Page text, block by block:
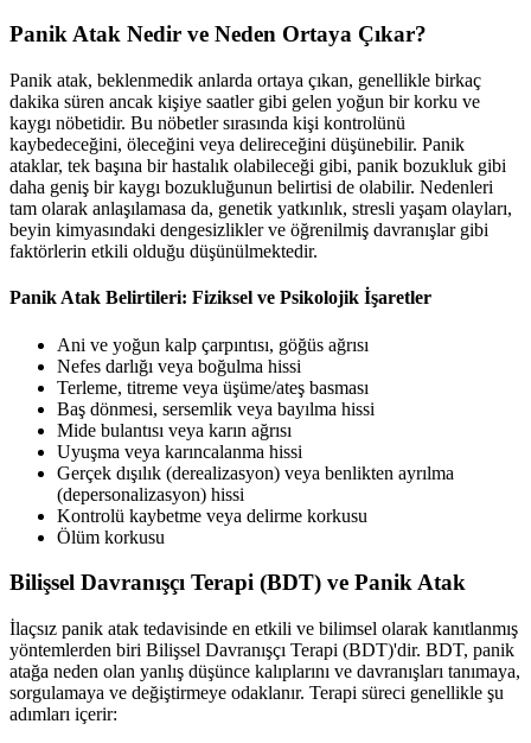
Panik Atak Nedir ve Neden Ortaya Çıkar?
Panik atak, beklenmedik anlarda ortaya çıkan, genellikle birkaç
dakika süren ancak kişiye saatler gibi gelen yoğun bir korku ve
kaygı nöbetidir. Bu nöbetler sırasında kişi kontrolünü
kaybedeceğini, öleceğini veya delireceğini düşünebilir. Panik
ataklar, tek başına bir hastalık olabileceği gibi, panik bozukluk gibi
daha geniş bir kaygı bozukluğunun belirtisi de olabilir. Nedenleri
tam olarak anlaşılamasa da, genetik yatkınlık, stresli yaşam olayları,
beyin kimyasındaki dengesizlikler ve öğrenilmiş davranışlar gibi
faktörlerin etkili olduğu düşünülmektedir.
Panik Atak Belirtileri: Fiziksel ve Psikolojik İşaretler
Ani ve yoğun kalp çarpıntısı, göğüs ağrısı
Nefes darlığı veya boğulma hissi
Terleme, titreme veya üşüme/ateş basması
Baş dönmesi, sersemlik veya bayılma hissi
Mide bulantısı veya karın ağrısı
Uyuşma veya karıncalanma hissi
Gerçek dışılık (derealizasyon) veya benlikten ayrılma
(depersonalizasyon) hissi
Kontrolü kaybetme veya delirme korkusu
Ölüm korkusu
Bilişsel Davranışçı Terapi (BDT) ve Panik Atak
İlaçsız panik atak tedavisinde en etkili ve bilimsel olarak kanıtlanmış
yöntemlerden biri Bilişsel Davranışçı Terapi (BDT)'dir. BDT, panik
atağa neden olan yanlış düşünce kalıplarını ve davranışları tanımaya,
sorgulamaya ve değiştirmeye odaklanır. Terapi süreci genellikle şu
adımları içerir: